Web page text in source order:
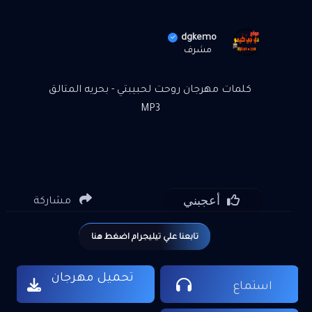
استماع
تابعنا علي تيليجرام اضغط هنا
تحميل مهرجان
dgkemo
مشرف
كلمات مهرجان روحت لحبيبتي - بحريه المتالق
MP3
مشاركة أعجبني